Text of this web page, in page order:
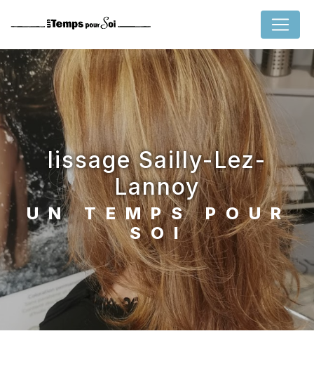
lissage Sailly-Lez-
Lannoy
UN TEMPS POUR
SOI